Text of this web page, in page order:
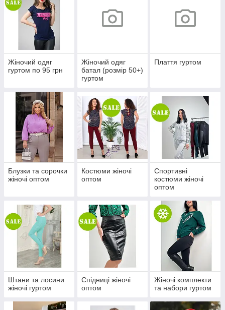
Жіночий одяг
гуртом по 95 грн
Жіночий одяг
батал (розмір 50+)
гуртом
Плаття гуртом
Блузки та сорочки
жіночі оптом
Костюми жіночі
оптом
Спортивні
костюми жіночі
оптом
Штани та лосини
жіночі гуртом
Спідниці жіночі
оптом
Жіночі комплекти
та набори гуртом